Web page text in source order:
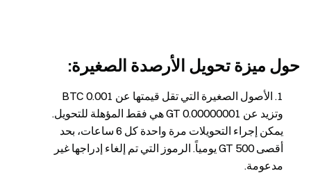
حول ميزة تحويل الأرصدة الصغيرة:
الأصول الصغيرة التي تقل قيمتها عن 0.001 BTC
وتزيد عن 0.00000001 GT هي فقط المؤهلة للتحويل.
يمكن إجراء التحويلات مرة واحدة كل 6 ساعات، بحد
أقصى 500 GT يومياً. الرموز التي تم إلغاء إدراجها غير
مدعومة.